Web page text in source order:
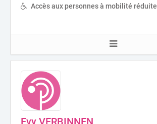
Accès aux personnes à mobilité réduite
Evy VERBINNEN